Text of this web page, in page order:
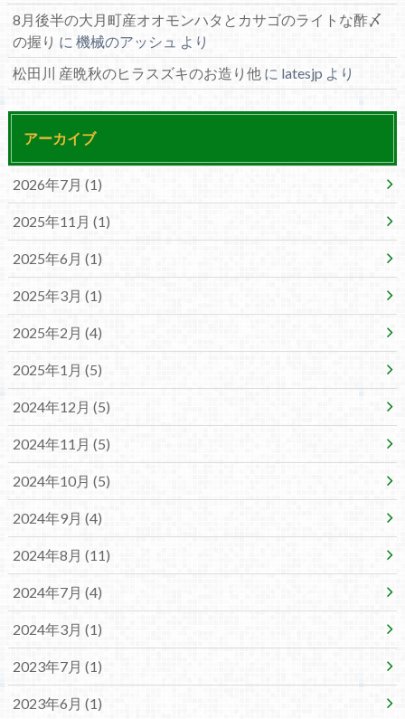
8月後半の大月町産オオモンハタとカサゴのライトな酢〆
の握り に 機械のアッシュ より
松田川 産晩秋のヒラスズキのお造り他 に latesjp より
アーカイブ
2026年7月 (1)
2025年11月 (1)
2025年6月 (1)
2025年3月 (1)
2025年2月 (4)
2025年1月 (5)
2024年12月 (5)
2024年11月 (5)
2024年10月 (5)
2024年9月 (4)
2024年8月 (11)
2024年7月 (4)
2024年3月 (1)
2023年7月 (1)
2023年6月 (1)